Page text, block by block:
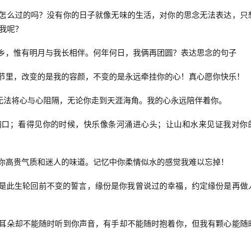
么过的吗？没有你的日子就像无味的生活，对你的思念无法表达，只
呢？
惟有明月与我长相伴。何年何日，我俩再团圆？表达思念的句子
，改变的是我的容颜，不变的是永远牵挂你的心！真心愿你快乐！
将心与心阻隔，无论你走到天涯海角。我的心永远陪伴着你。
；看得见你的时候，快乐像条河涌进心头；让山和水来见证我对你
贵气质和迷人的味道。记忆中你柔情似水的感觉我难以忘掉！
此生轮回前不变的誓言，缘份是你我曾说过的幸福，约定缘份是再做
朵却不能随时听到你声音，有手却不能随时抱着你，但我有颗心能随